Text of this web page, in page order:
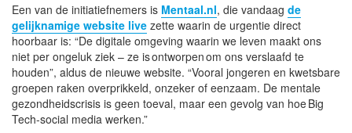
Een van de initiatiefnemers is Mentaal.nl, die vandaag de
gelijknamige website live zette waarin de urgentie direct
hoorbaar is: “De digitale omgeving waarin we leven maakt ons
niet per ongeluk ziek – ze is ontworpen om ons verslaafd te
houden”, aldus de nieuwe website. “Vooral jongeren en kwetsbare
groepen raken overprikkeld, onzeker of eenzaam. De mentale
gezondheidscrisis is geen toeval, maar een gevolg van hoe Big
Tech-social media werken.”